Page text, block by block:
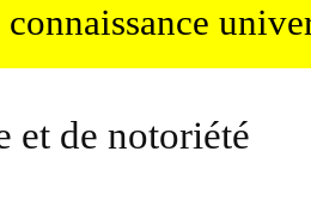
et de notoriété